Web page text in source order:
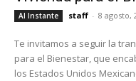
Al Instante staff - 8 agosto,
Te invitamos a seguir la
para el Bienestar, que
los Estados Unidos